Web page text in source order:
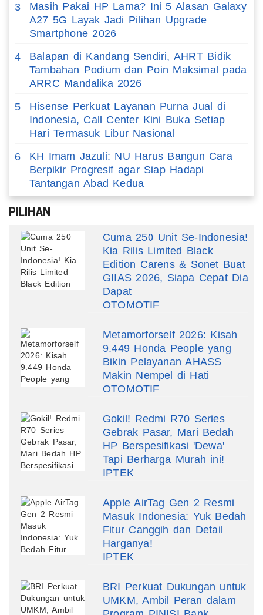
3
Masih Pakai HP Lama? Ini 5 Alasan Galaxy
A27 5G Layak Jadi Pilihan Upgrade
Smartphone 2026
4
Balapan di Kandang Sendiri, AHRT Bidik
Tambahan Podium dan Poin Maksimal pada
ARRC Mandalika 2026
5
Hisense Perkuat Layanan Purna Jual di
Indonesia, Call Center Kini Buka Setiap
Hari Termasuk Libur Nasional
6
KH Imam Jazuli: NU Harus Bangun Cara
Berpikir Progresif agar Siap Hadapi
Tantangan Abad Kedua
PILIHAN
Cuma 250 Unit Se-Indonesia!
Kia Rilis Limited Black
Edition Carens & Sonet Buat
GIIAS 2026, Siapa Cepat Dia
Dapat
OTOMOTIF
Metamorforself 2026: Kisah
9.449 Honda People yang
Bikin Pelayanan AHASS
Makin Nempel di Hati
OTOMOTIF
Gokil! Redmi R70 Series
Gebrak Pasar, Mari Bedah
HP Berspesifikasi 'Dewa'
Tapi Berharga Murah ini!
IPTEK
Apple AirTag Gen 2 Resmi
Masuk Indonesia: Yuk Bedah
Fitur Canggih dan Detail
Harganya!
IPTEK
BRI Perkuat Dukungan untuk
UMKM, Ambil Peran dalam